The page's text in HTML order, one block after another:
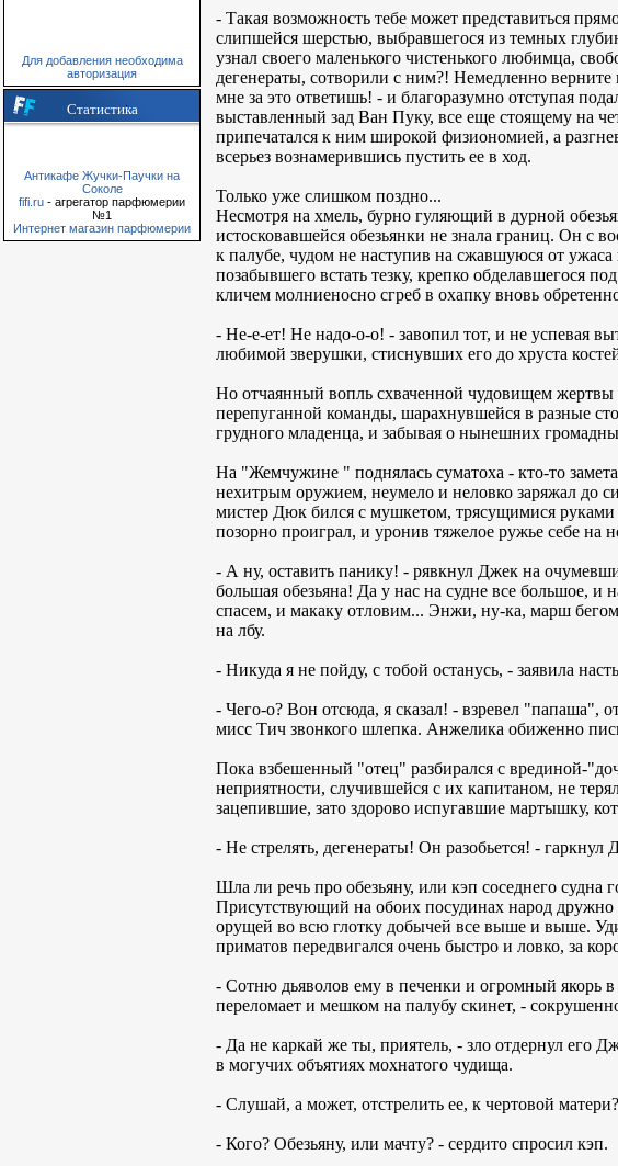
Для добавления необходима
авторизация
Статистика
Антикафе Жучки-Паучки на
Соколе
fifi.ru - агрегатор парфюмерии
№1
Интернет магазин парфюмерии
- Такая возможность тебе может представиться
слипшейся шерстью, выбравшегося из темных
узнал своего маленького чистенького любимца,
дегенераты, сотворили с ним?! Немедленно
мне за это ответишь! - и благоразумно отступая
выставленный зад Ван Пуку, все еще стоящему на
припечатался к ним широкой физиономией, а
всерьез вознамерившись пустить ее в ход.
Только уже слишком поздно...
Несмотря на хмель, бурно гуляющий в дурной
истосковавшейся обезьянки не знала границ. Он с
к палубе, чудом не наступив на сжавшуюся от
позабывшего встать тезку, крепко обделавшегося
кличем молниеносно сгреб в охапку вновь
- Не-е-ет! Не надо-о-о! - завопил тот, и не успевая
любимой зверушки, стиснувших его до хруста
Но отчаянный вопль схваченной чудовищем жертвы
перепуганной команды, шарахнувшейся в разные
грудного младенца, и забывая о нынешних
На "Жемчужине " поднялась суматоха - кто-то
нехитрым оружием, неумело и неловко заряжал до
мистер Дюк бился с мушкетом, трясущимися руками
позорно проиграл, и уронив тяжелое ружье себе на
- А ну, оставить панику! - рявкнул Джек на
большая обезьяна! Да у нас на судне все большое, и
спасем, и макаку отловим... Энжи, ну-ка, марш
на лбу.
- Никуда я не пойду, с тобой останусь, - заявила
- Чего-о? Вон отсюда, я сказал! - взревел "папаша",
мисс Тич звонкого шлепка. Анжелика обиженно
Пока взбешенный "отец" разбирался с врединой-
неприятности, случившейся с их капитаном, не
зацепившие, зато здорово испугавшие мартышку,
- Не стрелять, дегенераты! Он разобьется! -
Шла ли речь про обезьяну, или кэп соседнего судна
Присутствующий на обоих посудинах народ дружно
орущей во всю глотку добычей все выше и выше.
приматов передвигался очень быстро и ловко, за
- Сотню дьяволов ему в печенки и огромный якорь в
переломает и мешком на палубу скинет, -
- Да не каркай же ты, приятель, - зло отдернул его
в могучих объятиях мохнатого чудища.
- Слушай, а может, отстрелить ее, к чертовой матери?
- Кого? Обезьяну, или мачту? - сердито спросил кэп.